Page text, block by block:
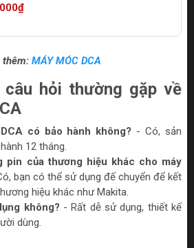
thêm: MÁY MÓC DCA
câu hỏi thường gặp về
có bảo hành không? - Có, sản
12 tháng.
pin của thương hiệu khác cho máy
bạn có thể sử dụng đế chuyển để kết
hiệu khác như Makita.
không? - Rất dễ sử dụng, thiết kế
dùng.